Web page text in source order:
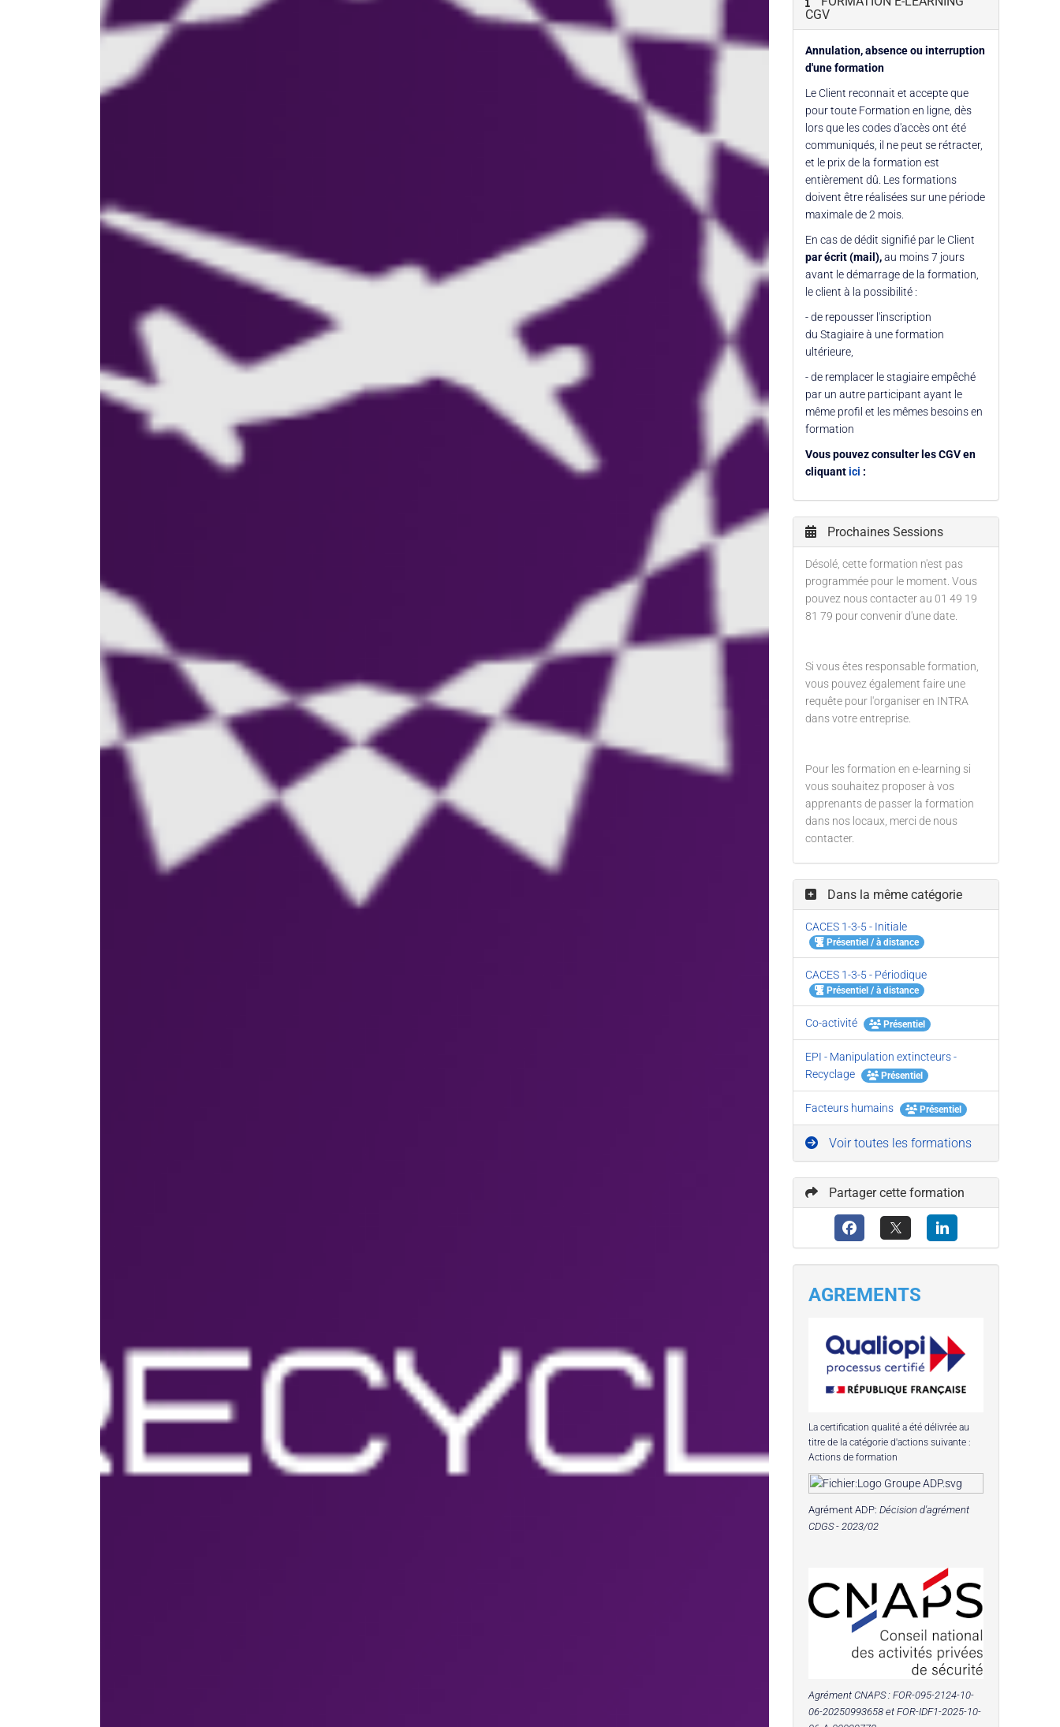
CGV
Annulation, absence ou interruption
d'une formation
Le Client reconnait et accepte que
pour toute Formation en ligne, dès
lors que les codes d'accès ont été
communiqués, il ne peut se rétracter,
et le prix de la formation est
entièrement dû. Les formations
doivent être réalisées sur une période
maximale de 2 mois.
En cas de dédit signifié par le Client
par écrit (mail),au moins 7 jours
avant le démarrage de la formation,
le client à la possibilité :
- de repousser l'inscription
du Stagiaire à une formation
ultérieure,
- de remplacer le stagiaire empêché
par un autre participant ayant le
même profil et les mêmes besoins en
formation
Vous pouvez consulter les CGV en
cliquantici :
Prochaines Sessions
Désolé, cette formation n'est pas
programmée pour le moment. Vous
pouvez nous contacter au 01 49 19
81 79 pour convenir d'une date.
Si vous êtes responsable formation,
vous pouvez également faire une
requête pour l'organiser en INTRA
dans votre entreprise.
Pour les formation en e-learning si
vous souhaitez proposer à vos
apprenants de passer la formation
dans nos locaux, merci de nous
contacter.
Dans la même catégorie
CACES 1-3-5 - Initiale
Présentiel / à distance
CACES 1-3-5 - Périodique
Présentiel / à distance
Co-activité Présentiel
EPI - Manipulation extincteurs -
Recyclage
Présentiel
Facteurs humains Présentiel
Voir toutes les formations
Partager cette formation
AGREMENTS
La certification qualité a été délivrée au
titre de la catégorie d'actions suivante :
Actions de formation
Agrément ADP: Décision d'agrément
CDGS - 2023/02
Agrément CNAPS : FOR-095-2124-10-
06-20250993658 et FOR-IDF1-2025-10-